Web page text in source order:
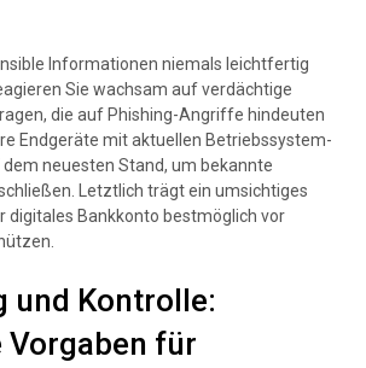
Informationen niemals leichtfertig
Sie wachsam auf verdächtige
die auf Phishing-Angriffe hindeuten
Endgeräte mit aktuellen Betriebssystem-
neuesten Stand, um bekannte
Letztlich trägt ein umsichtiges
digitales Bankkonto bestmöglich vor
und Kontrolle:
Vorgaben für